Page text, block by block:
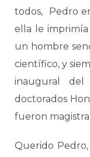
todos,
Pedro
ella le
un hombre
científico, y
inaugural
doctorados
fueron
Querido